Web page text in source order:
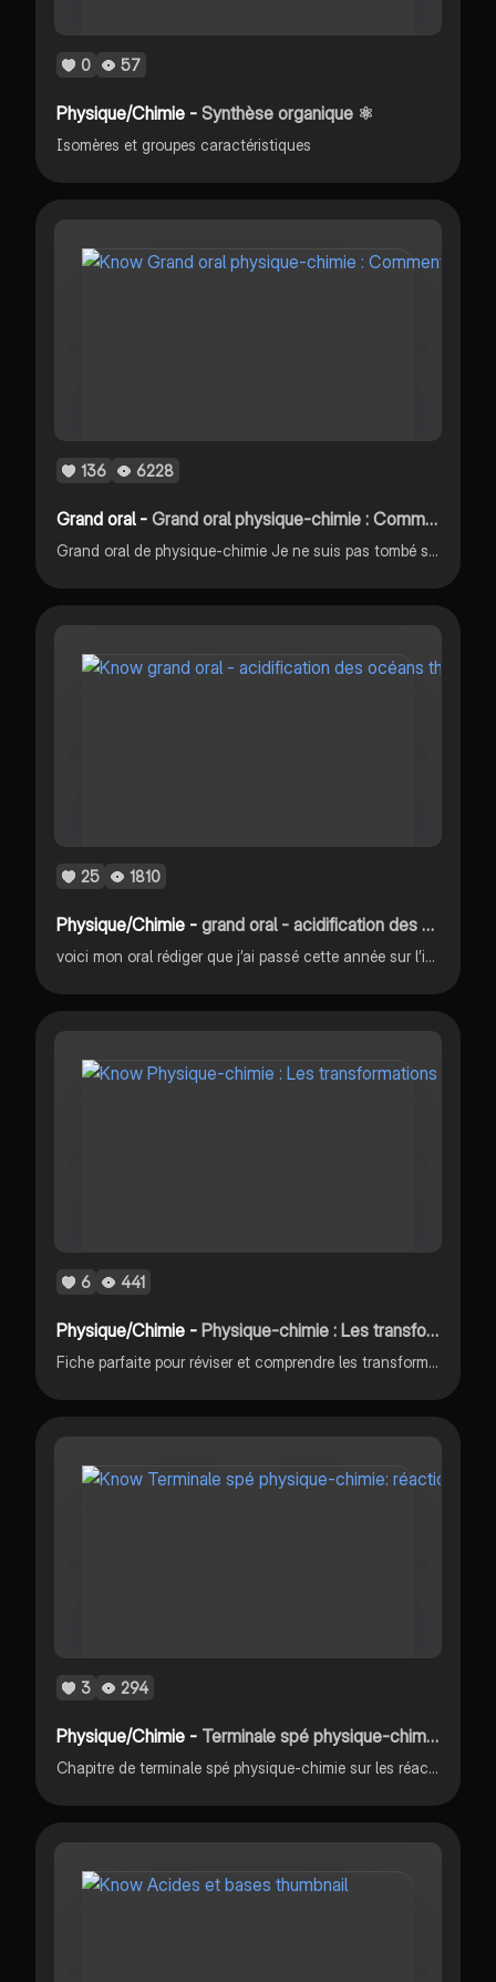
0 57
Physique/Chimie -Synthèse organique ⚛️
Isomères et groupes caractéristiques
136 6228
Grand oral -Grand oral physique-chimie : Comment synthétiser une drogue illégale pour obtenir une substance qui n'est pas encore classé comme stupéfiante ?
Grand oral de physique-chimie Je ne suis pas tombé sur ce sujet lors de mon oral
25 1810
Physique/Chimie -grand oral - acidification des océans
voici mon oral rédiger que j’ai passé cette année sur l’impact de l’acidification des océans sur les espèces calcaires tel que les mollusques
6 441
Physique/Chimie -Physique-chimie : Les transformations chimiques.
Fiche parfaite pour réviser et comprendre les transformations chimiques.
3 294
Physique/Chimie - Terminale spé physique-chimie: réaction acide-base
Chapitre de terminale spé physique-chimie sur les réactions acide-base BAC